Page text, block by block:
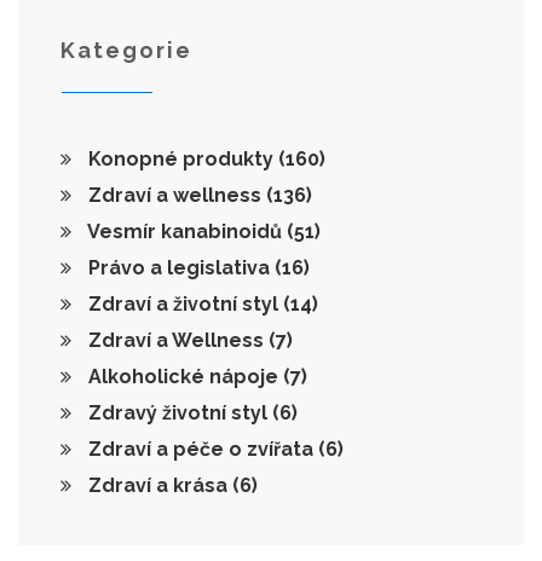
Kategorie
Konopné produkty (160)
Zdraví a wellness (136)
Vesmír kanabinoidů (51)
Právo a legislativa (16)
Zdraví a životní styl (14)
Zdraví a Wellness (7)
Alkoholické nápoje (7)
Zdravý životní styl (6)
Zdraví a péče o zvířata (6)
Zdraví a krása (6)